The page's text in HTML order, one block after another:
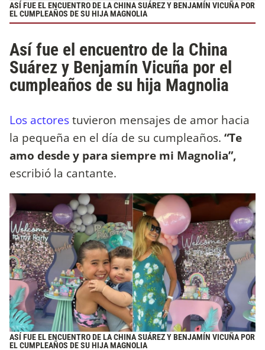
ASÍ FUE EL ENCUENTRO DE LA CHINA SUÁREZ Y BENJAMÍN VICUÑA POR
EL CUMPLEAÑOS DE SU HIJA MAGNOLIA
Así fue el encuentro de la China
Suárez y Benjamín Vicuña por el
cumpleaños de su hija Magnolia
Los actorestuvieron mensajes de amor hacia
la pequeña en el día de su cumpleaños. “Te
amo desde y para siempre mi Magnolia”,
escribió la cantante.
ASÍ FUE EL ENCUENTRO DE LA CHINA SUÁREZ Y BENJAMÍN VICUÑA POR
EL CUMPLEAÑOS DE SU HIJA MAGNOLIA